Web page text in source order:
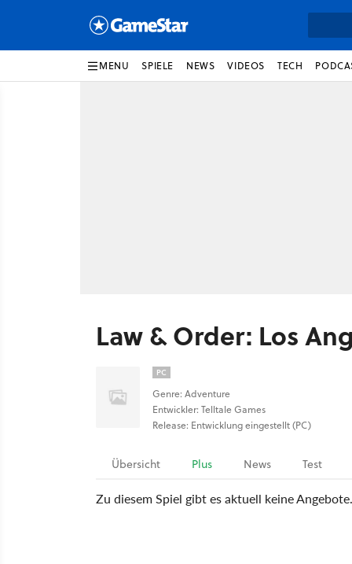
MENU SPIELE NEWS VIDEOS TECH
Law & Order: Los
PC
Genre: Adventure
Entwickler: Telltale Games
Release: Entwicklung eingestellt (PC)
Übersicht Plus News Test
Zu diesem Spiel gibt es aktuell keine Angebote.